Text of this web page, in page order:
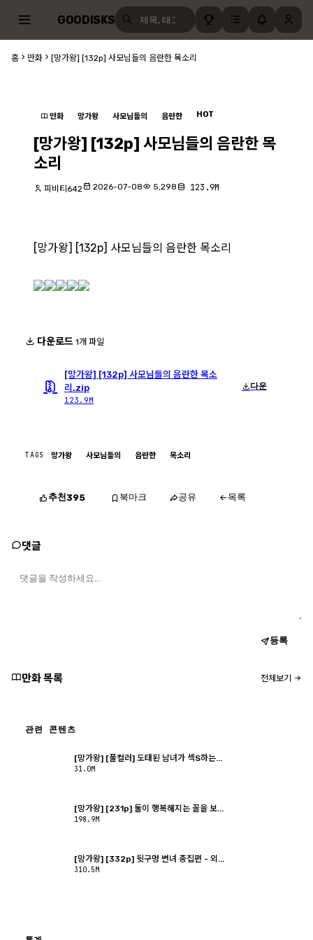
GOODISKS
홈 만화 [망가왕] [132p] 사모님들의 음란한 목소리
만화 망가왕 사모님들의 음란한 HOT
[망가왕] [132p] 사모님들의 음란한 목
소리
피비티642 2026-07-08 5,298 123.9M
[망가왕] [132p] 사모님들의 음란한 목소리
다운로드 1개 파일
[망가왕] [132p] 사모님들의 음란한 목소
리.zip
123.9M
다운
TAGS 망가왕 사모님들의 음란한 목소리
추천395 북마크 공유 목록
댓글
등록
만화 목록 전체보기
관련 콘텐츠
[망가왕] [풀컬러] 도태된 남녀가 섹S하는...
31.0M
[망가왕] [231p] 둘이 행복해지는 꼴을 보...
198.9M
[망가왕] [332p] 뒷구멍 변녀 총집편 - 외...
310.5M